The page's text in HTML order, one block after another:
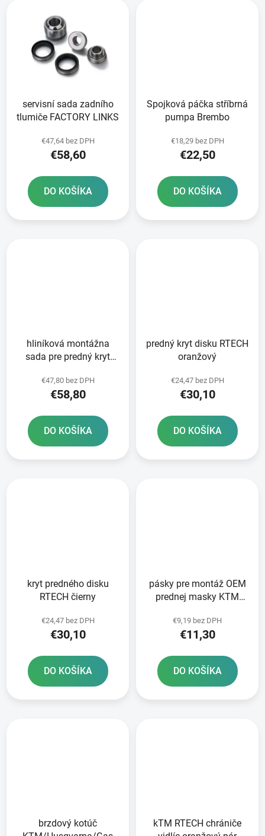
servisní sada zadního
tlumiče FACTORY LINKS
€47,64 bez DPH
€58,60
DO KOŠÍKA
Spojková páčka stříbrná
pumpa Brembo
€18,29 bez DPH
€22,50
DO KOŠÍKA
hliníková montážna
sada pre predný kryt
€47,80 bez DPH
€58,80
DO KOŠÍKA
predný kryt disku RTECH
oranžový
€24,47 bez DPH
€30,10
DO KOŠÍKA
kryt predného disku
RTECH čierny
€24,47 bez DPH
€30,10
DO KOŠÍKA
pásky pre montáž OEM
prednej masky KTM
RTECH
€9,19 bez DPH
€11,30
DO KOŠÍKA
brzdový kotúč
kTM RTECH chrániče